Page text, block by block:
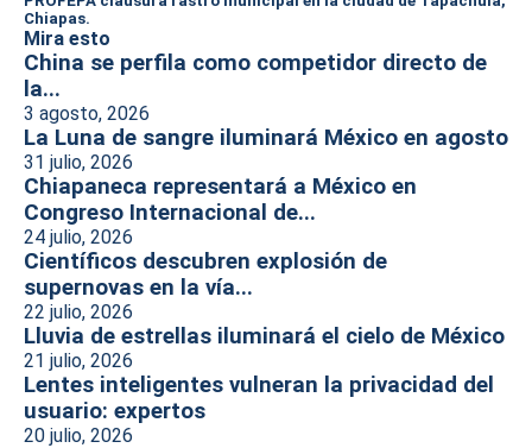
Chiapas.
Mira esto
China se perfila como competidor directo de
la...
3 agosto, 2026
La Luna de sangre iluminará México en agosto
31 julio, 2026
Chiapaneca representará a México en
Congreso Internacional de...
24 julio, 2026
Científicos descubren explosión de
supernovas en la vía...
22 julio, 2026
Lluvia de estrellas iluminará el cielo de México
21 julio, 2026
Lentes inteligentes vulneran la privacidad del
usuario: expertos
20 julio, 2026